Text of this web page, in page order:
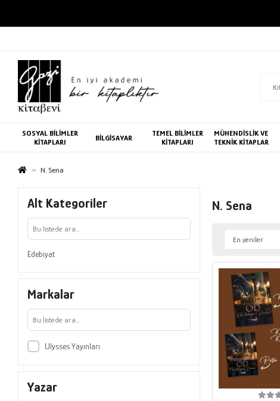
SOSYAL BİLİMLER
KİTAPLARI
BİLGİSAYAR
TEMEL BİLİMLER
KİTAPLARI
MÜHENDİSLİK VE
TEKNİK KİTAPLAR
N. Sena
Alt Kategoriler
Edebiyat
Markalar
Ulysses Yayınları
Yazar
N. Sena